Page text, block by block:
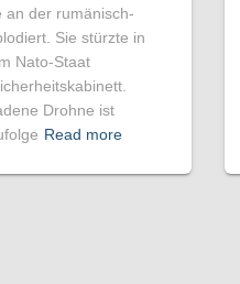
an der rumänisch-
Sie stürzte in
Nato-Staat
Drohne ist
Read more